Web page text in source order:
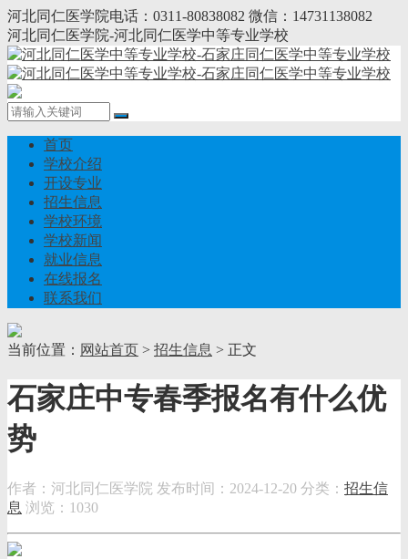
河北同仁医学院电话：0311-80838082 微信：14731138082
河北同仁医学院-河北同仁医学中等专业学校
首页
学校介绍
开设专业
招生信息
学校环境
学校新闻
就业信息
在线报名
联系我们
当前位置： 网站首页 > 招生信息 > 正文
石家庄中专春季报名有什么优
势
作者：河北同仁医学院 发布时间：2024-12-20 分类： 招生信
息 浏览：1030